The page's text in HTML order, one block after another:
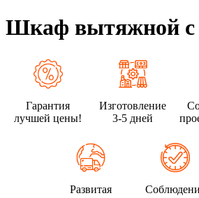
Шкаф вытяжной с
Гарантия
лучшей цены!
Изготовление
3-5 дней
Развитая